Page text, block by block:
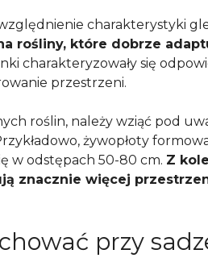
charakterystyki
rośliny, które dobrze
charakteryzowały się
przestrzeni.
roślin, należy wziąć pod
żywopłoty
w odstępach 50-80 cm. Z
znacznie więcej
przy